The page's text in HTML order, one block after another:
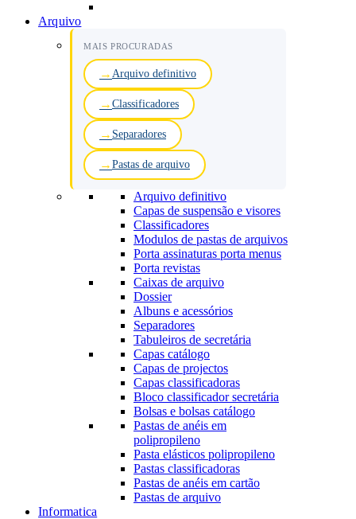
Arquivo
MAIS PROCURADAS
Arquivo definitivo
Classificadores
Separadores
Pastas de arquivo
Arquivo definitivo
Capas de suspensão e visores
Classificadores
Modulos de pastas de arquivos
Porta assinaturas porta menus
Porta revistas
Caixas de arquivo
Dossier
Albuns e acessórios
Separadores
Tabuleiros de secretária
Capas catálogo
Capas de projectos
Capas classificadoras
Bloco classificador secretária
Bolsas e bolsas catálogo
Pastas de anéis em
polipropileno
Pasta elásticos polipropileno
Pastas classificadoras
Pastas de anéis em cartão
Pastas de arquivo
Informatica